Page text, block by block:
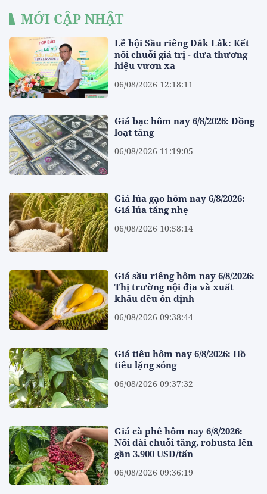
MỚI CẬP NHẬT
Lễ hội Sầu riêng Đắk Lắk: Kết
nối chuỗi giá trị - đưa thương
hiệu vươn xa
06/08/2026 12:18:11
Giá bạc hôm nay 6/8/2026: Đồng
loạt tăng
06/08/2026 11:19:05
Giá lúa gạo hôm nay 6/8/2026:
Giá lúa tăng nhẹ
06/08/2026 10:58:14
Giá sầu riêng hôm nay 6/8/2026:
Thị trường nội địa và xuất
khẩu đều ổn định
06/08/2026 09:38:44
Giá tiêu hôm nay 6/8/2026: Hồ
tiêu lặng sóng
06/08/2026 09:37:32
Giá cà phê hôm nay 6/8/2026:
Nối dài chuỗi tăng, robusta lên
gần 3.900 USD/tấn
06/08/2026 09:36:19